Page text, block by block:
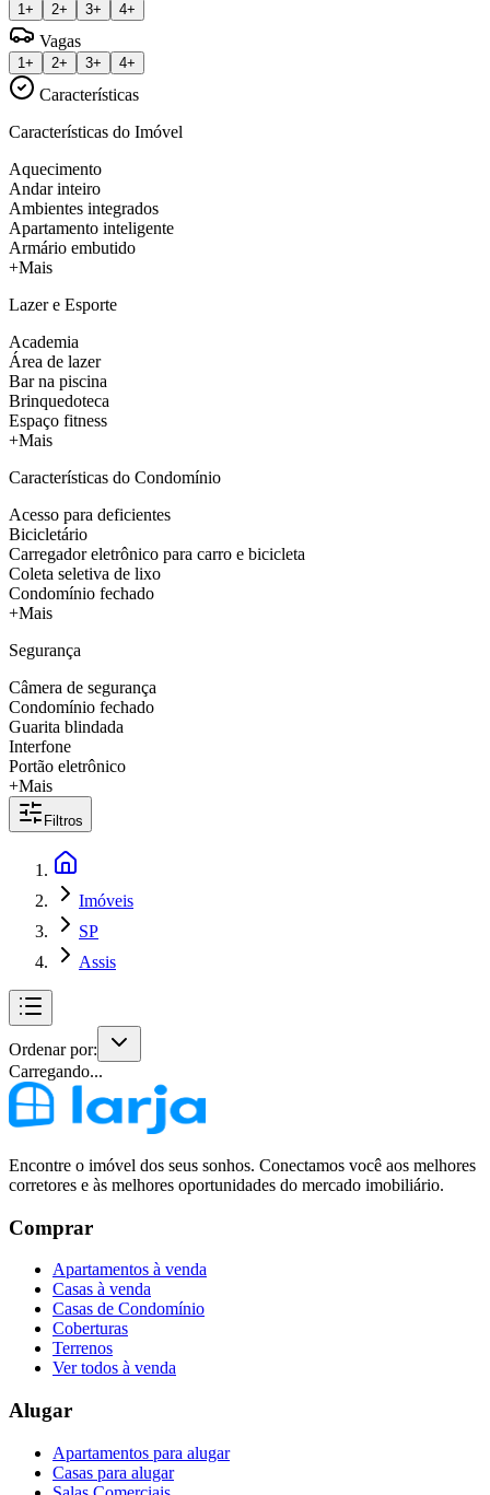
1+ 2+ 3+ 4+
Vagas
1+ 2+ 3+ 4+
Características
Características do Imóvel
Aquecimento
Andar inteiro
Ambientes integrados
Apartamento inteligente
Armário embutido
+Mais
Lazer e Esporte
Academia
Área de lazer
Bar na piscina
Brinquedoteca
Espaço fitness
+Mais
Características do Condomínio
Acesso para deficientes
Bicicletário
Carregador eletrônico para carro e bicicleta
Coleta seletiva de lixo
Condomínio fechado
+Mais
Segurança
Câmera de segurança
Condomínio fechado
Guarita blindada
Interfone
Portão eletrônico
+Mais
Filtros
Imóveis
SP
Assis
Ordenar por:
Carregando...
Encontre o imóvel dos seus sonhos. Conectamos você aos melhores
corretores e às melhores oportunidades do mercado imobiliário.
Comprar
Apartamentos à venda
Casas à venda
Casas de Condomínio
Coberturas
Terrenos
Ver todos à venda
Alugar
Apartamentos para alugar
Casas para alugar